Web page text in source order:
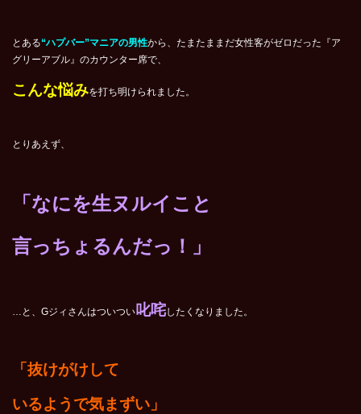
とある“ハプバー”マニアの男性から、たまたままだ女性客がゼロだった『ア
グリーアブル』のカウンター席で、
こんな悩みを打ち明けられました。
とりあえず、
「なにを生ヌルイこと
言っちょるんだっ！」
…と、Gジィさんはついつい叱咤したくなりました。
「抜けがけして
いるようで気まずい」